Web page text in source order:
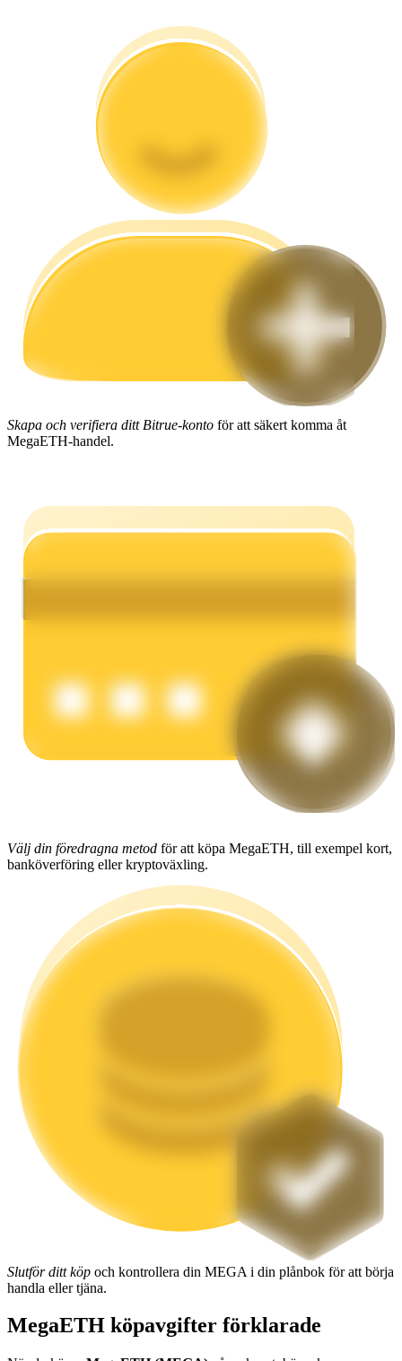
Futures startguide
Lär dig hur du håller dig lönsam
Tjäna konkurrenskraftiga belöningar dagligen
Utsättning
Launchpool
Flexibel insats för att tjäna populära tokens
Skapa och verifiera ditt Bitrue-konto för att säkert komma åt
MegaETH-handel.
Välj din föredragna metod för att köpa MegaETH, till exempel kort,
banköverföring eller kryptoväxling.
Slutför ditt köp och kontrollera din MEGA i din plånbok för att börja
handla eller tjäna.
MegaETH köpavgifter förklarade